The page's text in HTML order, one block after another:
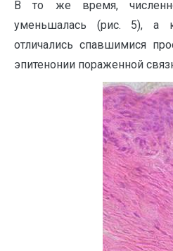
В то же время,
уменьшалась (рис. 5), а
отличались спавшимися
эпитенонии пораженной